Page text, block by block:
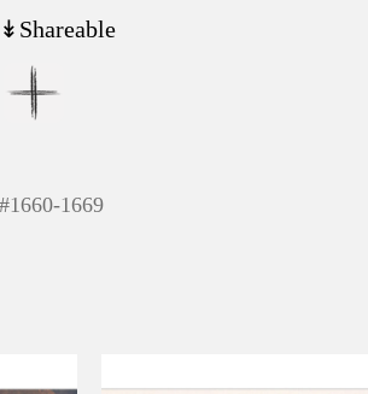
↡Shareable
#1660-1669